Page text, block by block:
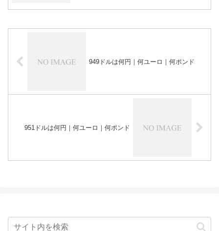
949ドルは何円｜何ユーロ｜何ポンド
951ドルは何円｜何ユーロ｜何ポンド